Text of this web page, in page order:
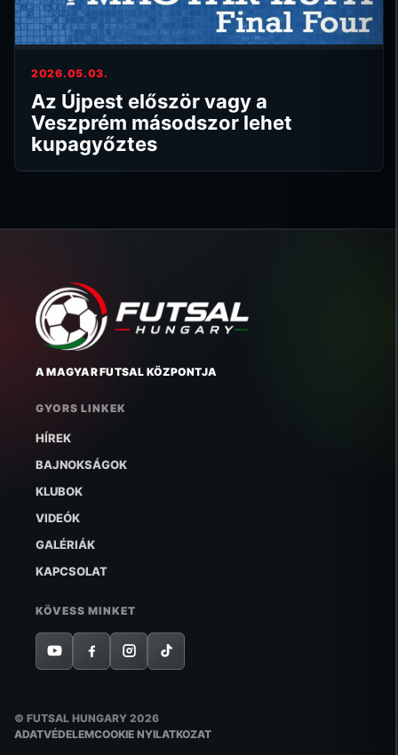
2026.05.03.
Az Újpest először vagy a
Veszprém másodszor lehet
kupagyőztes
A MAGYAR FUTSAL KÖZPONTJA
GYORS LINKEK
HÍREK
BAJNOKSÁGOK
KLUBOK
VIDEÓK
GALÉRIÁK
KAPCSOLAT
KÖVESS MINKET
© FUTSAL HUNGARY 2026
ADATVÉDELEMCOOKIE NYILATKOZAT